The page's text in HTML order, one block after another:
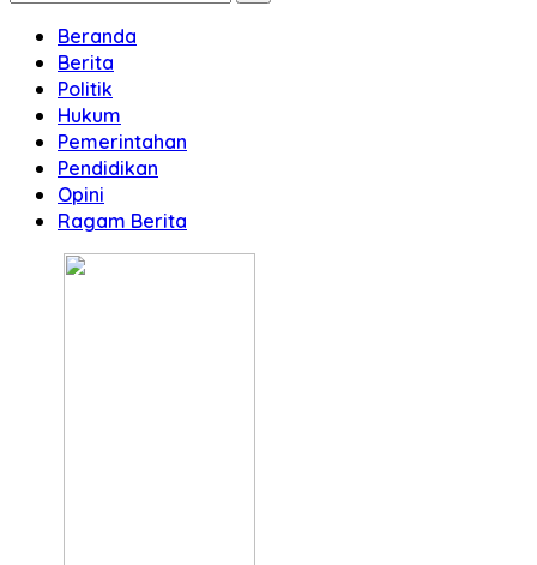
Beranda
Berita
Politik
Hukum
Pemerintahan
Pendidikan
Opini
Ragam Berita